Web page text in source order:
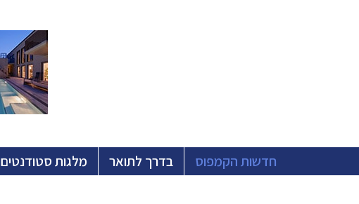
חדשות הקמפוס בדרך לתואר מלגות סטודנטים